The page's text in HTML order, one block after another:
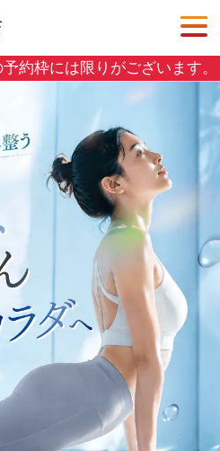
約枠には限りがございます。